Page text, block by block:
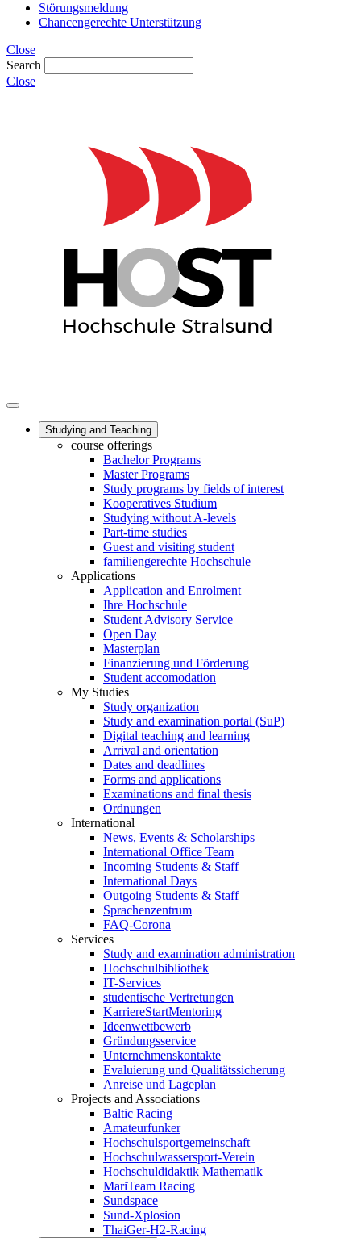
Störungsmeldung
Chancengerechte Unterstützung
Close
Search
Close
Studying and Teaching
course offerings
Bachelor Programs
Master Programs
Study programs by fields of interest
Kooperatives Studium
Studying without A-levels
Part-time studies
Guest and visiting student
familiengerechte Hochschule
Applications
Application and Enrolment
Ihre Hochschule
Student Advisory Service
Open Day
Masterplan
Finanzierung und Förderung
Student accomodation
My Studies
Study organization
Study and examination portal (SuP)
Digital teaching and learning
Arrival and orientation
Dates and deadlines
Forms and applications
Examinations and final thesis
Ordnungen
International
News, Events & Scholarships
International Office Team
Incoming Students & Staff
International Days
Outgoing Students & Staff
Sprachenzentrum
FAQ-Corona
Services
Study and examination administration
Hochschulbibliothek
IT-Services
studentische Vertretungen
KarriereStartMentoring
Ideenwettbewerb
Gründungsservice
Unternehmenskontakte
Evaluierung und Qualitätssicherung
Anreise und Lageplan
Projects and Associations
Baltic Racing
Amateurfunker
Hochschulsportgemeinschaft
Hochschulwassersport-Verein
Hochschuldidaktik Mathematik
MariTeam Racing
Sundspace
Sund-Xplosion
ThaiGer-H2-Racing